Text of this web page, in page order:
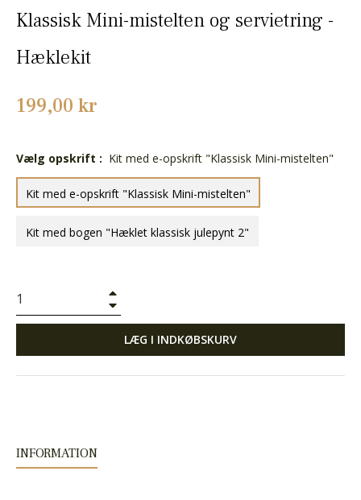
Klassisk Mini-mistelten og servietring -
Hæklekit
Normalpris
199,00 kr
Vælg opskrift : Kit med e-opskrift "Klassisk Mini-mistelten"
Kit med e-opskrift "Klassisk Mini-mistelten"
Kit med bogen "Hæklet klassisk julepynt 2"
LÆG I INDKØBSKURV
INFORMATION